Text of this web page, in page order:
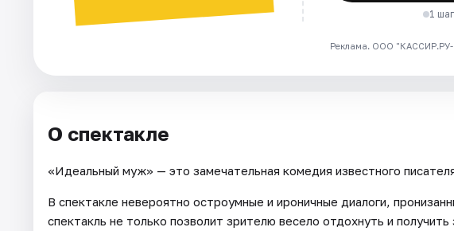
1
Реклама. ООО
О спектакле
«Идеальный муж» — это замечательная комедия известного
В спектакле невероятно остроумные и ироничные диалоги,
спектакль не только позволит зрителю весело отдохнуть и